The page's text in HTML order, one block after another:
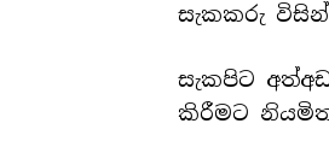
සැකකරු විසින්
සැකපිට
කිරීමට